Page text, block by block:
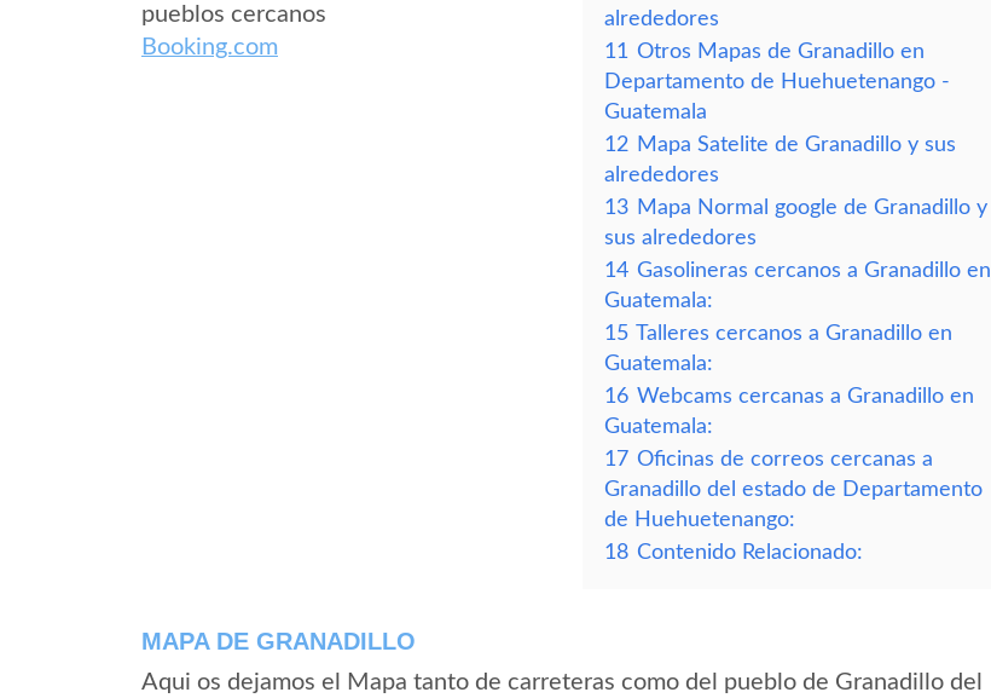
pueblos cercanos
Booking.com
alrededores
11 Otros Mapas de Granadillo en
Departamento de Huehuetenango -
Guatemala
12 Mapa Satelite de Granadillo y sus
alrededores
13 Mapa Normal google de Granadillo y
sus alrededores
14 Gasolineras cercanos a Granadillo en
Guatemala:
15 Talleres cercanos a Granadillo en
Guatemala:
16 Webcams cercanas a Granadillo en
Guatemala:
17 Oficinas de correos cercanas a
Granadillo del estado de Departamento
de Huehuetenango:
18 Contenido Relacionado:
MAPA DE GRANADILLO
Aqui os dejamos el Mapa tanto de carreteras como del pueblo de Granadillo del